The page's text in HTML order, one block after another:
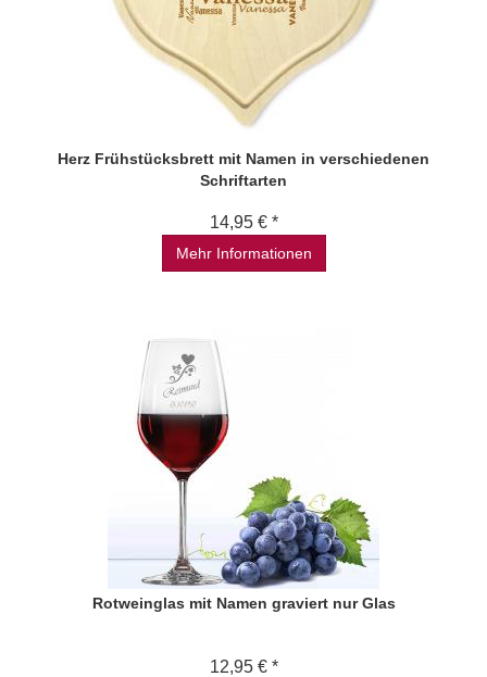
Herz Frühstücksbrett mit Namen in verschiedenen
Schriftarten
14,95 € *
Mehr Informationen
Rotweinglas mit Namen graviert nur Glas
12,95 € *